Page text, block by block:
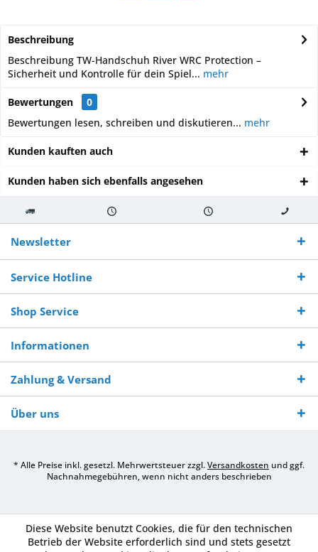
Beschreibung
Beschreibung TW-Handschuh River WRC Protection –
Sicherheit und Kontrolle für dein Spiel... mehr
Bewertungen
0
Bewertungen lesen, schreiben und diskutieren... mehr
Kunden kauften auch
Kunden haben sich ebenfalls angesehen
Kostenloser
Versand ab €
250,-
Versand innerhalb von Versand von So erreichen
Sie uns 0160
970 511 90
Newsletter
Service Hotline
Shop Service
Informationen
Zahlung & Versand
Über uns
* Alle Preise inkl. gesetzl. Mehrwertsteuer zzgl.Versandkosten und ggf.
Nachnahmegebühren, wenn nicht anders beschrieben
Diese Website benutzt Cookies, die für den technischen
Betrieb der Website erforderlich sind und stets gesetzt